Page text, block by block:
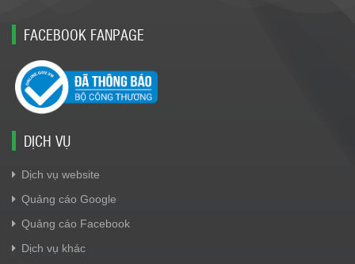
FACEBOOK FANPAGE
DỊCH VỤ
Dịch vụ website
Quảng cáo Google
Quảng cáo Facebook
Dịch vụ khác